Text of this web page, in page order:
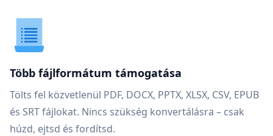
Több fájlformátum támogatása
Tölts fel közvetlenül PDF, DOCX, PPTX, XLSX, CSV, EPUB
és SRT fájlokat. Nincs szükség konvertálásra – csak
húzd, ejtsd és fordítsd.